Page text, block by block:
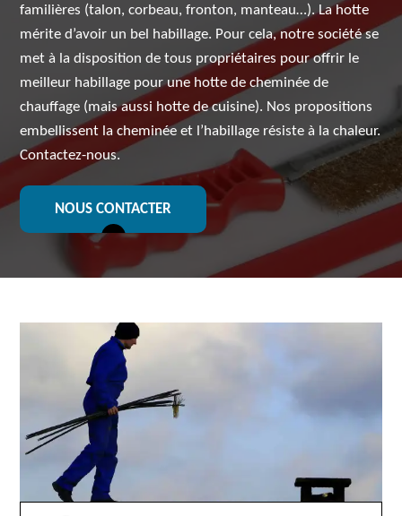
familières (talon, corbeau, fronton, manteau…). La hotte
mérite d’avoir un bel habillage. Pour cela, notre société se
met à la disposition de tous propriétaires pour offrir le
meilleur habillage pour une hotte de cheminée de
chauffage (mais aussi hotte de cuisine). Nos propositions
embellissent la cheminée et l’habillage résiste à la chaleur.
Contactez-nous.
NOUS CONTACTER